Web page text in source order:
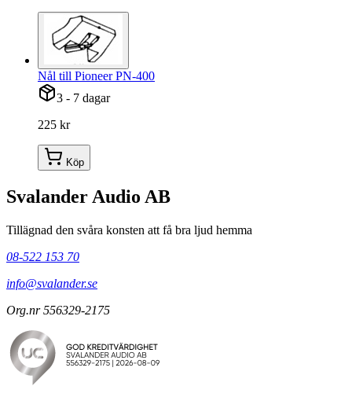
Nål till Pioneer PN-400
3 - 7 dagar
225 kr
Köp
Svalander Audio AB
Tillägnad den svåra konsten att få bra ljud hemma
08-522 153 70
info@svalander.se
Org.nr 556329-2175